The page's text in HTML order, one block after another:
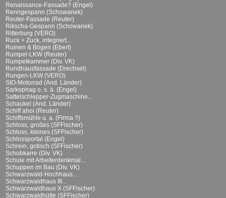
Renaissance-Fassade? (Engel)
Renngespann (Schowanek)
Reuter-Fassade (Reuter)
Rikscha-Gespann (Schowanek)
Ritterburg (VERO)
Ruck + Zuck, integriert...
Ruinen & Bögen (Ebert)
Rumpel-LKW (Reuter)
Rumpelkammer (Div. VK)
Rundhausfassade (Drechsel)
Rungen-LKW (VERO)
SIO-Motorrad (And. Länder)
Sarkophag o. s. ä. (Engel)
Sattelschlepper-Zugmaschine...
Schaukel (And. Länder)
Schiff ahoi (Reuter)
Schiffsmühle u. a. (Firma ?)
Schloss, großes (SFFischer)
Schloss, kleines (SFFischer)
Schlossportal (Engel)
Schrein, gotisch (SFFischer)
Schubkarre (Div. VK)
Schule mit Arbeiterdenkmal...
Schuppen im Bau (Div. VK)
Schwarzwald-Hochhaus...
Schwarzwaldhaus III...
Schwarzwaldhaus X (SFFischer)
Schwarzwaldhütte (SFFischer)